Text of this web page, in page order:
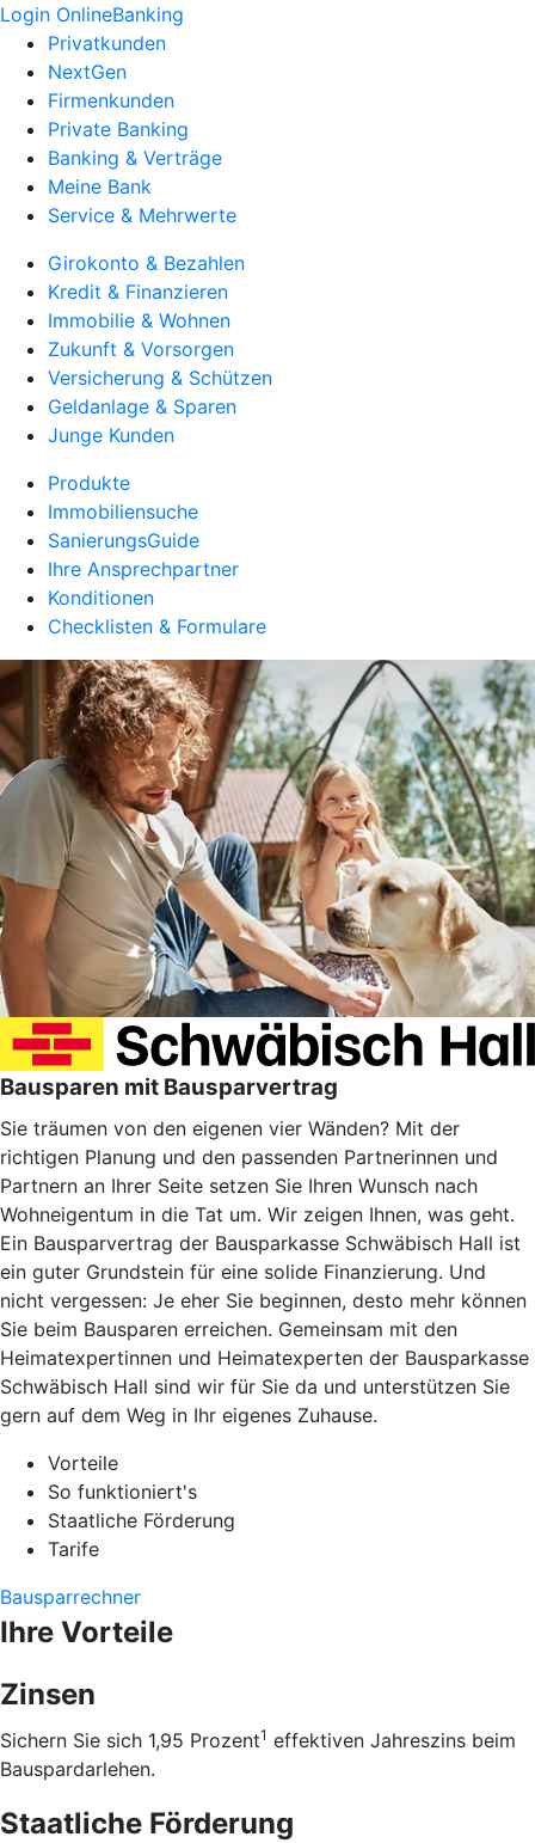
Login OnlineBanking
Privatkunden
NextGen
Firmenkunden
Private Banking
Banking & Verträge
Meine Bank
Service & Mehrwerte
Girokonto & Bezahlen
Kredit & Finanzieren
Immobilie & Wohnen
Zukunft & Vorsorgen
Versicherung & Schützen
Geldanlage & Sparen
Junge Kunden
Produkte
Immobiliensuche
SanierungsGuide
Ihre Ansprechpartner
Konditionen
Checklisten & Formulare
Bausparen mit Bausparvertrag
Sie träumen von den eigenen vier Wänden? Mit der
richtigen Planung und den passenden Partnerinnen und
Partnern an Ihrer Seite setzen Sie Ihren Wunsch nach
Wohneigentum in die Tat um. Wir zeigen Ihnen, was geht.
Ein Bausparvertrag der Bausparkasse Schwäbisch Hall ist
ein guter Grundstein für eine solide Finanzierung. Und
nicht vergessen: Je eher Sie beginnen, desto mehr können
Sie beim Bausparen erreichen. Gemeinsam mit den
Heimatexpertinnen und Heimatexperten der Bausparkasse
Schwäbisch Hall sind wir für Sie da und unterstützen Sie
gern auf dem Weg in Ihr eigenes Zuhause.
Vorteile
So funktioniert's
Staatliche Förderung
Tarife
Bausparrechner
Ihre Vorteile
Zinsen
Sichern Sie sich 1,95 Prozent1 effektiven Jahreszins beim
Bauspardarlehen.
Staatliche Förderung